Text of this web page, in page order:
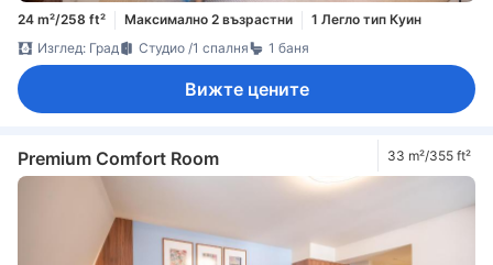
24 m²/258 ft² Максимално 2 възрастни
1 Легло тип Куин
Изглед: Град
Студио /1 спалня 1 баня
Вижте цените
Premium Comfort Room 33 m²/355 ft²